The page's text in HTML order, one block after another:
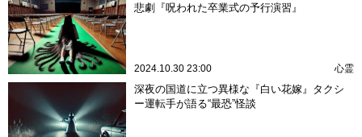
悲劇『呪われた卒業式の予行演習』
2024.10.30 23:00 心霊
深夜の国道に立つ異様な『白い花嫁』タクシ
ー運転手が語る“最恐”怪談